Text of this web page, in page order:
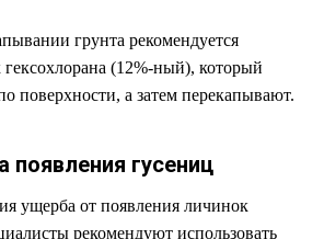
грунта рекомендуется
гексохлорана (12%-ный), который
поверхности, а затем перекапывают.
появления гусениц
ущерба от появления личинок
рекомендуют использовать